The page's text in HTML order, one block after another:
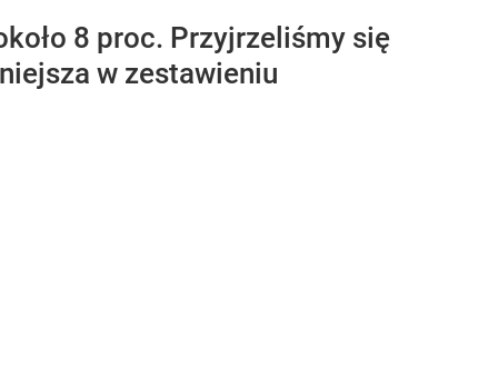
8 proc. Przyjrzeliśmy się
w zestawieniu